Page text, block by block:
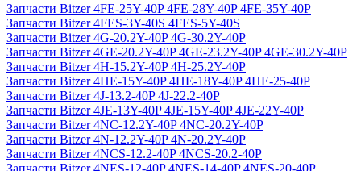
Запчасти Bitzer 4FE-25Y-40P 4FE-28Y-40P 4FE-35Y-40P
Запчасти Bitzer 4FES-3Y-40S 4FES-5Y-40S
Запчасти Bitzer 4G-20.2Y-40P 4G-30.2Y-40P
Запчасти Bitzer 4GE-20.2Y-40P 4GE-23.2Y-40P 4GE-30.2Y-40P
Запчасти Bitzer 4H-15.2Y-40P 4H-25.2Y-40P
Запчасти Bitzer 4HE-15Y-40P 4HE-18Y-40P 4HE-25-40P
Запчасти Bitzer 4J‐13.2-40P 4J‐22.2-40P
Запчасти Bitzer 4JE-13Y-40P 4JE-15Y-40P 4JE-22Y-40P
Запчасти Bitzer 4NC-12.2Y-40P 4NC-20.2Y-40P
Запчасти Bitzer 4N-12.2Y-40P 4N-20.2Y-40P
Запчасти Bitzer 4NCS-12.2-40P 4NCS-20.2-40P
Запчасти Bitzer 4NES-12-40P 4NES-14-40P 4NES-20-40P